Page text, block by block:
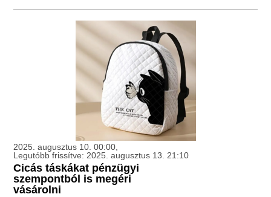
2025. augusztus 10. 00:00,
Legutóbb frissítve: 2025. augusztus 13. 21:10
Cicás táskákat pénzügyi
szempontból is megéri
vásárolni